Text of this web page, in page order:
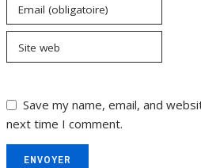
Email (obligatoire)
Site web
Save my name, email, and
next time I comment.
ENVOYER